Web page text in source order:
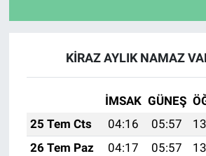
KİRAZ AYLIK NAMAZ
İMSAK GÜNEŞ
25 Tem Cts
04:16 05:57
26 Tem Paz
04:17 05:57